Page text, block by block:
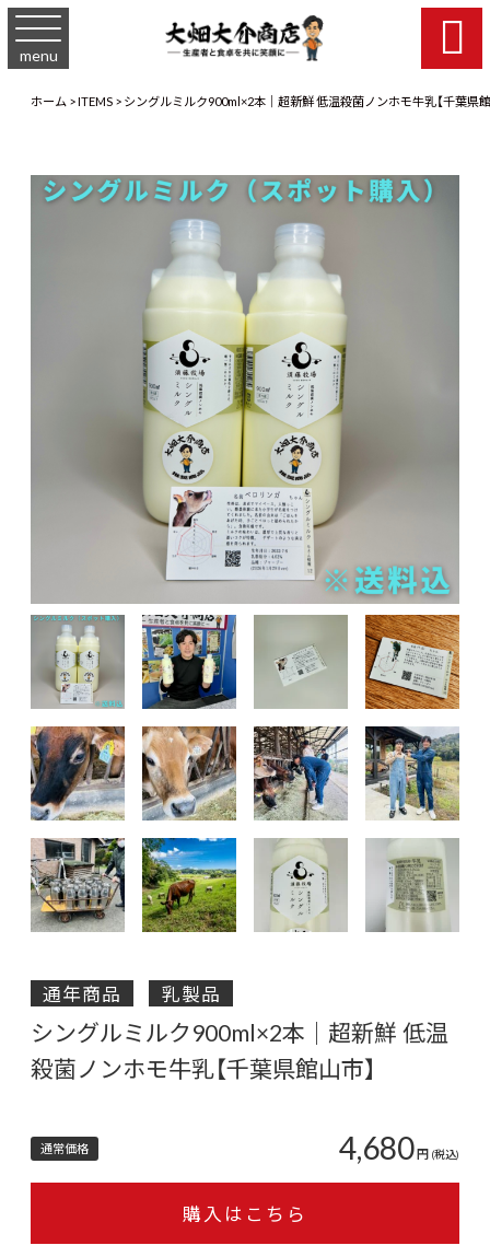
menu 
ホーム>ITEMS>シングルミルク900ml×2本｜超新鮮 低温殺菌ノンホモ牛乳【千葉県
通年商品 乳製品
シングルミルク900ml×2本｜超新鮮 低温
殺菌ノンホモ牛乳【千葉県館山市】
通常価格 4,680円 (税込)
購入はこちら